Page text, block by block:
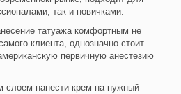
так и новичками.
татуажа комфортным не
клиента, однозначно стоит
первичную анестезию
слоем нанести крем на нужный